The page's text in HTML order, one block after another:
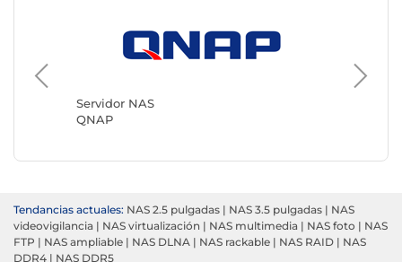
Servidor NAS
QNAP
Tendancias actuales: NAS 2.5 pulgadas | NAS 3.5 pulgadas | NAS
videovigilancia | NAS virtualización | NAS multimedia | NAS foto | NAS
FTP | NAS ampliable | NAS DLNA | NAS rackable | NAS RAID | NAS
DDR4 | NAS DDR5